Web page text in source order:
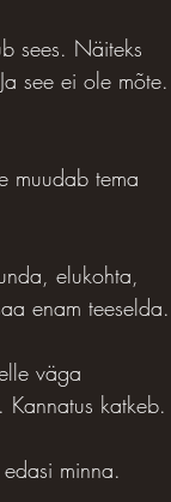
sees. Näiteks
see ei ole mõte.
muudab tema
elukohta,
enam teeselda.
väga
katkeb.
minna.